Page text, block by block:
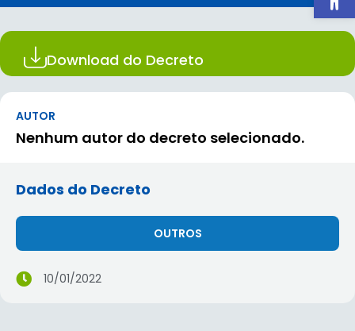
Download do Decreto
AUTOR
Nenhum autor do decreto selecionado.
Dados do Decreto
OUTROS
10/01/2022